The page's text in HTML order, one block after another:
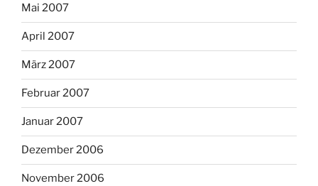
Mai 2007
April 2007
März 2007
Februar 2007
Januar 2007
Dezember 2006
November 2006